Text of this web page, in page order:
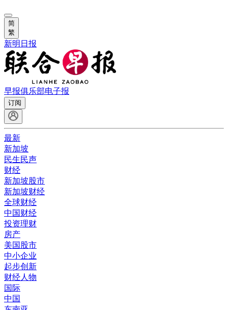
简
繁
新明日报
早报俱乐部电子报
订阅
最新
新加坡
民生民声
财经
新加坡股市
新加坡财经
全球财经
中国财经
投资理财
房产
美国股市
中小企业
起步创新
财经人物
国际
中国